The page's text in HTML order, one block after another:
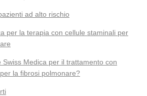
ad alto rischio
per la terapia con cellule staminali per
Swiss Medica per il trattamento con
la fibrosi polmonare?